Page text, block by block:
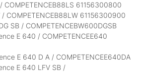
COMPETENCEB88LS 61156300800
COMPETENCEB88LW 61156300900
SB / COMPETENCEBW600DGSB
E 640 / COMPETENCEE640
E 640 D A / COMPETENCEE640DA
E 640 LFV SB /